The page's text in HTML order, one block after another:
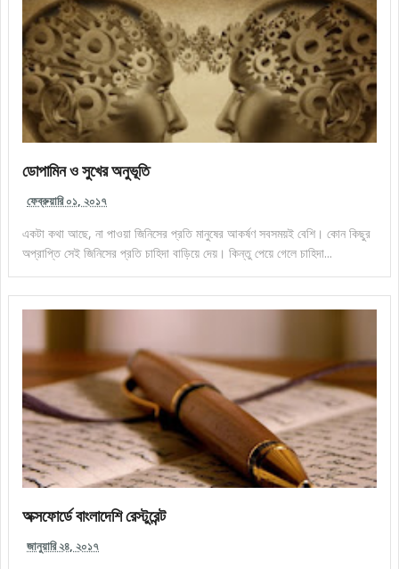
ডোপামিন ও সুখের অনুভূতি
ফেব্রুয়ারি ০১, ২০১৭
একটা কথা আছে, না পাওয়া জিনিসের প্রতি মানুষের আকর্ষণ সবসময়ই বেশি। কোন কিছুর
অপ্রাপ্তি সেই জিনিসের প্রতি চাহিদা বাড়িয়ে দেয়। কিন্তু পেয়ে গেলে চাহিদা...
অক্সফোর্ডে বাংলাদেশি রেস্টুরেন্ট
জানুয়ারি ২৪, ২০১৭